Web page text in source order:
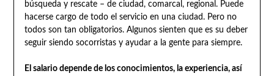
búsqueda y rescate – de ciudad, comarcal, regional. Puede
hacerse cargo de todo el servicio en una ciudad. Pero no
todos son tan obligatorios. Algunos sienten que es su deber
seguir siendo socorristas y ayudar a la gente para siempre.
El salario depende de los conocimientos, la experiencia, así